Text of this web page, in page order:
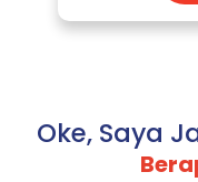
Oke, Saya